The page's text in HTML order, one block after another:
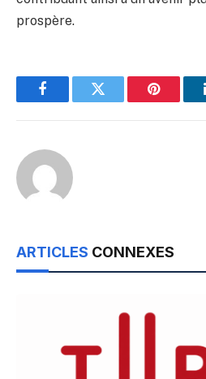
prospère.
FacebookTwitter Pinterest
ARTICLES CONNEXES